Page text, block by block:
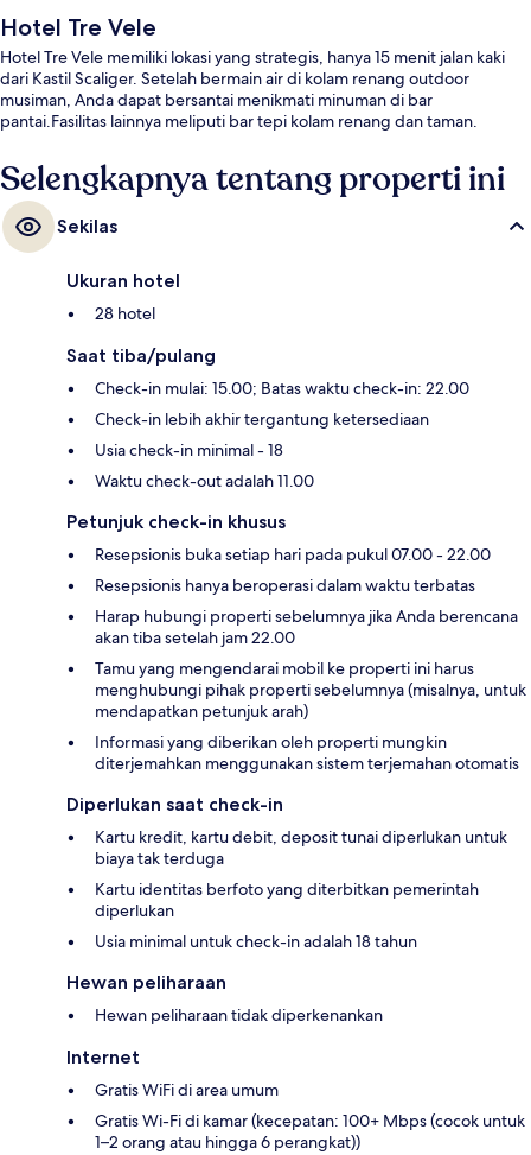
Hotel Tre Vele
Hotel Tre Vele memiliki lokasi yang strategis, hanya 15 menit jalan kaki
dari Kastil Scaliger. Setelah bermain air di kolam renang outdoor
musiman, Anda dapat bersantai menikmati minuman di bar
pantai.Fasilitas lainnya meliputi bar tepi kolam renang dan taman.
Selengkapnya tentang properti ini
Sekilas
Ukuran hotel
28 hotel
Saat tiba/pulang
Check-in mulai: 15.00; Batas waktu check-in: 22.00
Check-in lebih akhir tergantung ketersediaan
Usia check-in minimal - 18
Waktu check-out adalah 11.00
Petunjuk check-in khusus
Resepsionis buka setiap hari pada pukul 07.00 - 22.00
Resepsionis hanya beroperasi dalam waktu terbatas
Harap hubungi properti sebelumnya jika Anda berencana
akan tiba setelah jam 22.00
Tamu yang mengendarai mobil ke properti ini harus
menghubungi pihak properti sebelumnya (misalnya, untuk
mendapatkan petunjuk arah)
Informasi yang diberikan oleh properti mungkin
diterjemahkan menggunakan sistem terjemahan otomatis
Diperlukan saat check-in
Kartu kredit, kartu debit, deposit tunai diperlukan untuk
biaya tak terduga
Kartu identitas berfoto yang diterbitkan pemerintah
diperlukan
Usia minimal untuk check-in adalah 18 tahun
Hewan peliharaan
Hewan peliharaan tidak diperkenankan
Internet
Gratis WiFi di area umum
Gratis Wi-Fi di kamar (kecepatan: 100+ Mbps (cocok untuk
1–2 orang atau hingga 6 perangkat))